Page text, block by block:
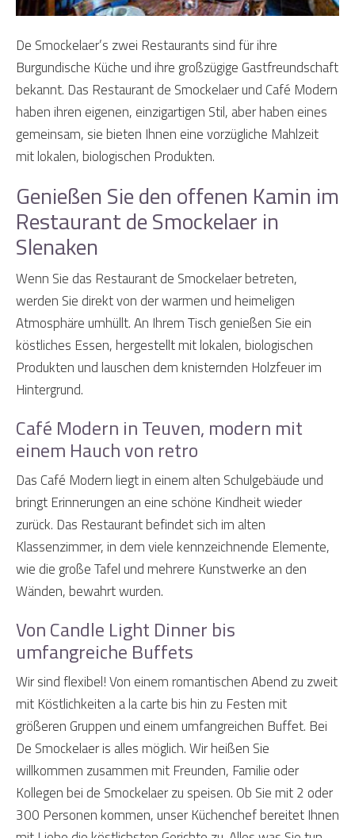
De Smockelaer’s zwei Restaurants sind für ihre
Burgundische Küche und ihre großzügige Gastfreundschaft
bekannt. Das Restaurant de Smockelaer und Café Modern
haben ihren eigenen, einzigartigen Stil, aber haben eines
gemeinsam, sie bieten Ihnen eine vorzügliche Mahlzeit
mit lokalen, biologischen Produkten.
Genießen Sie den offenen Kamin im
Restaurant de Smockelaer in
Slenaken
Wenn Sie das Restaurant de Smockelaer betreten,
werden Sie direkt von der warmen und heimeligen
Atmosphäre umhüllt. An Ihrem Tisch genießen Sie ein
köstliches Essen, hergestellt mit lokalen, biologischen
Produkten und lauschen dem knisternden Holzfeuer im
Hintergrund.
Café Modern in Teuven, modern mit
einem Hauch von retro
Das Café Modern liegt in einem alten Schulgebäude und
bringt Erinnerungen an eine schöne Kindheit wieder
zurück. Das Restaurant befindet sich im alten
Klassenzimmer, in dem viele kennzeichnende Elemente,
wie die große Tafel und mehrere Kunstwerke an den
Wänden, bewahrt wurden.
Von Candle Light Dinner bis
umfangreiche Buffets
Wir sind flexibel! Von einem romantischen Abend zu zweit
mit Köstlichkeiten a la carte bis hin zu Festen mit
größeren Gruppen und einem umfangreichen Buffet. Bei
De Smockelaer is alles möglich. Wir heißen Sie
willkommen zusammen mit Freunden, Familie oder
Kollegen bei de Smockelaer zu speisen. Ob Sie mit 2 oder
300 Personen kommen, unser Küchenchef bereitet Ihnen